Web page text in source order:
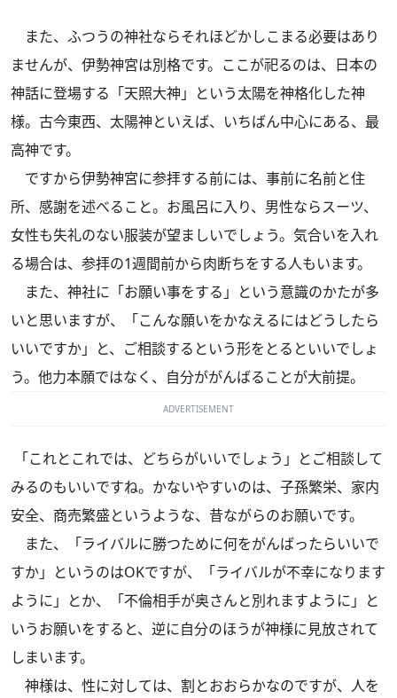
また、ふつうの神社ならそれほどかしこまる必要はあり
ませんが、伊勢神宮は別格です。ここが祀るのは、日本の
神話に登場する「天照大神」という太陽を神格化した神
様。古今東西、太陽神といえば、いちばん中心にある、最
高神です。
ですから伊勢神宮に参拝する前には、事前に名前と住
所、感謝を述べること。お風呂に入り、男性ならスーツ、
女性も失礼のない服装が望ましいでしょう。気合いを入れ
る場合は、参拝の1週間前から肉断ちをする人もいます。
また、神社に「お願い事をする」という意識のかたが多
いと思いますが、「こんな願いをかなえるにはどうしたら
いいですか」と、ご相談するという形をとるといいでしょ
う。他力本願ではなく、自分ががんばることが大前提。
ADVERTISEMENT
「これとこれでは、どちらがいいでしょう」とご相談して
みるのもいいですね。かないやすいのは、子孫繁栄、家内
安全、商売繁盛というような、昔ながらのお願いです。
また、「ライバルに勝つために何をがんばったらいいで
すか」というのはOKですが、「ライバルが不幸になります
ように」とか、「不倫相手が奥さんと別れますように」と
いうお願いをすると、逆に自分のほうが神様に見放されて
しまいます。
神様は、性に対しては、割とおおらかなのですが、人を